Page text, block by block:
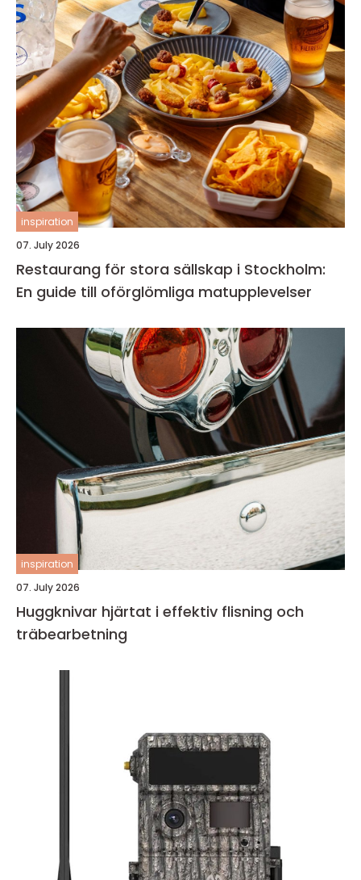
inspiration
07. July 2026
Restaurang för stora sällskap i Stockholm:
En guide till oförglömliga matupplevelser
inspiration
07. July 2026
Huggknivar hjärtat i effektiv flisning och
träbearbetning